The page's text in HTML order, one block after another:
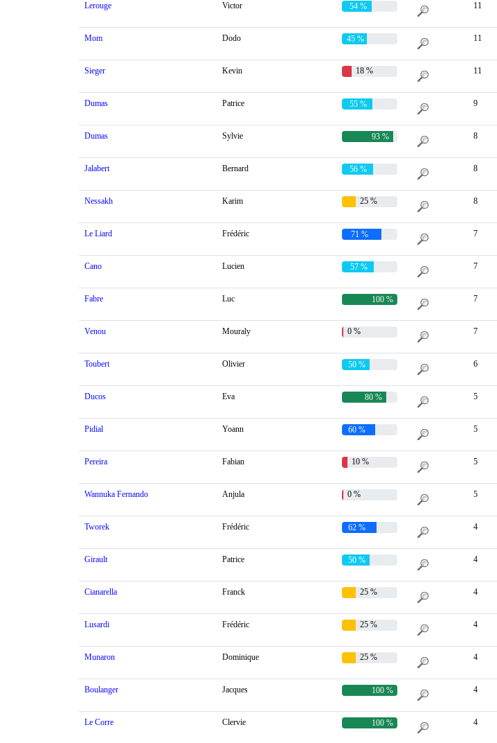
Lerouge Victor 54 % 11
Mom Dodo 45 % 11
Sieger Kevin 18 % 11
Dumas Patrice 55 % 9
Dumas Sylvie 93 % 8
Jalabert Bernard 56 % 8
Nessakh Karim 25 % 8
Le Liard Frédéric 71 % 7
Cano Lucien 57 % 7
Fabre Luc 100 % 7
Venou Mouraly 0 % 7
Toubert Olivier 50 % 6
Ducos Eva 80 % 5
Pidial Yoann 60 % 5
Pereira Fabian 10 % 5
Wannuka Fernando Anjula 0 % 5
Tworek Frédéric 62 % 4
Girault Patrice 50 % 4
Cianarella Franck 25 % 4
Lusardi Frédéric 25 % 4
Munaron Dominique 25 % 4
Boulanger Jacques 100 % 4
Le Corre Clervie 100 % 4